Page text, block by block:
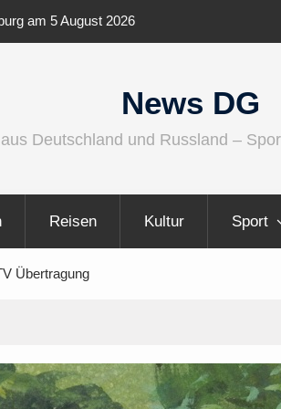
wird größer, internationaler und
News DG
Deutschland und Russland –
Reisen Kultur Sport
Übertragung